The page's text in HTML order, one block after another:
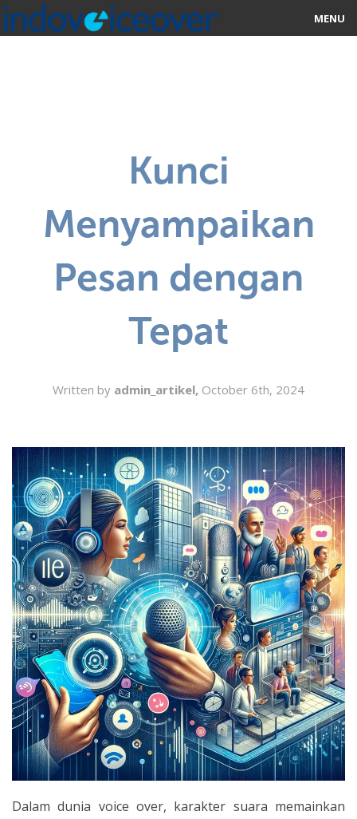
MENU
STUDIOS
CONTACT US
Kunci
Menyampaikan
Pesan dengan
Tepat
Written by admin_artikel, October 6th, 2024
Dalam dunia voice over, karakter suara memainkan